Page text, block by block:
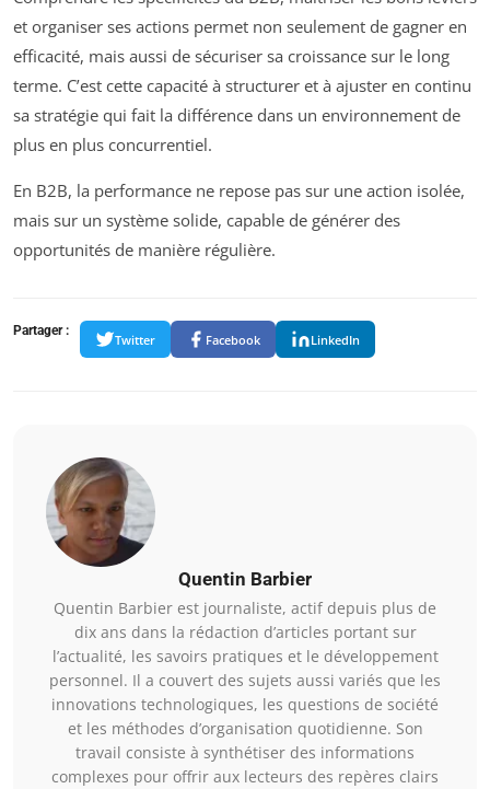
et organiser ses actions permet non seulement de gagner en
efficacité, mais aussi de sécuriser sa croissance sur le long
terme. C’est cette capacité à structurer et à ajuster en continu
sa stratégie qui fait la différence dans un environnement de
plus en plus concurrentiel.
En B2B, la performance ne repose pas sur une action isolée,
mais sur un système solide, capable de générer des
opportunités de manière régulière.
Partager :
Twitter Facebook LinkedIn
Quentin Barbier
Quentin Barbier est journaliste, actif depuis plus de
dix ans dans la rédaction d’articles portant sur
l’actualité, les savoirs pratiques et le développement
personnel. Il a couvert des sujets aussi variés que les
innovations technologiques, les questions de société
et les méthodes d’organisation quotidienne. Son
travail consiste à synthétiser des informations
complexes pour offrir aux lecteurs des repères clairs